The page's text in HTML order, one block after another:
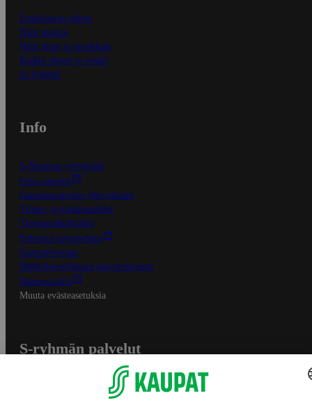
Ensitilaajan ohjeet
Näin maksat
Näin tilaat ja muokkaat
Kaikki ohjeet ja vinkit
In English
Info
S-Business yrityksille
Oiva-raportit
Osuuskauppojen yhteystiedot
Tilaus- ja toimitusehdot
Tietosuojakäytäntö
Palvelun käyttöehdot
Saavutettavuus
Mobiilisovelluksen saavutettavuus
Mainostajalle
Muuta evästeasetuksia
S-ryhmän palvelut